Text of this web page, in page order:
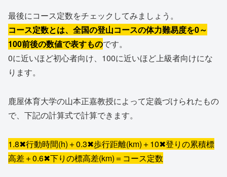
最後にコース定数をチェックしてみましょう。
コース定数とは、全国の登山コースの体力難易度を0～
100前後の数値で表すものです。
0に近いほど初心者向け、100に近いほど上級者向けにな
ります。
鹿屋体育大学の山本正嘉教授によって定義づけられたもの
で、下記の計算式で計算できます。
1.8✖行動時間(h)＋0.3✖歩行距離(km)＋10✖登りの累積標
高差＋0.6✖下りの標高差(km)＝コース定数